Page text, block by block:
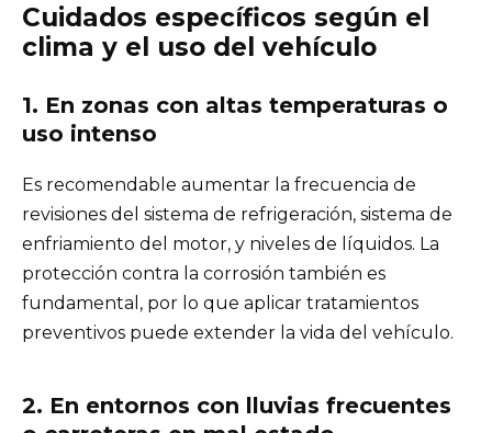
Cuidados específicos según el
clima y el uso del vehículo
1. En zonas con altas temperaturas o
uso intenso
Es recomendable aumentar la frecuencia de
revisiones del sistema de refrigeración, sistema de
enfriamiento del motor, y niveles de líquidos. La
protección contra la corrosión también es
fundamental, por lo que aplicar tratamientos
preventivos puede extender la vida del vehículo.
2. En entornos con lluvias frecuentes